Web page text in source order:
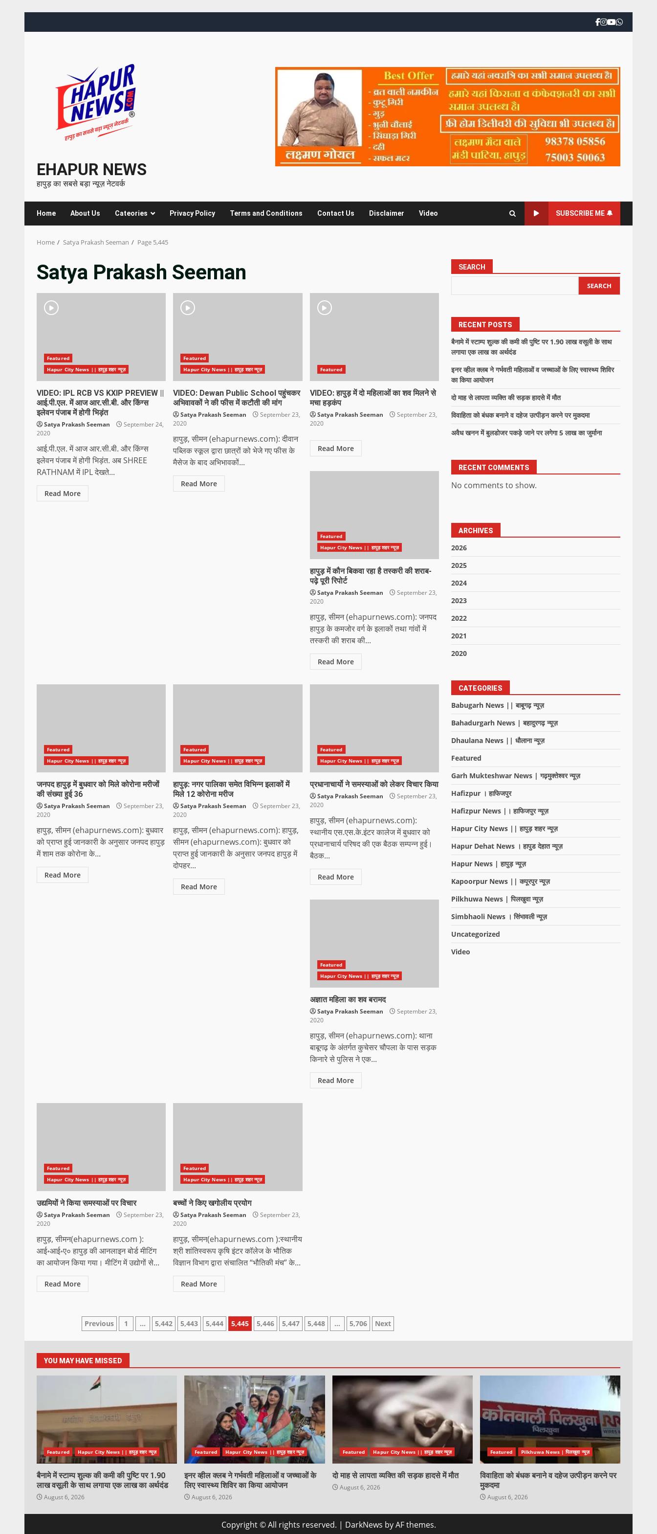
EHAPUR NEWS
हापुड़ का सबसे बड़ा न्यूज़ नेटवर्क
Home About Us Cateories Privacy Policy Terms and Conditions Contact Us Disclaimer Video SUBSCRIBE ME 🔔
Home Satya Prakash Seeman Page 5,445
Satya Prakash Seeman
Featured
Hapur City News || हापुड़ शहर न्यूज़
VIDEO: IPL RCB VS KXIP PREVIEW ||
आई.पी.एल. में आज आर.सी.बी. और किंग्स
इलेवन पंजाब में होगी भिड़ंत
Satya Prakash Seeman
September 24,
2020
आई.पी.एल. में आज आर.सी.बी. और किंग्स
इलेवन पंजाब में होगी भिड़ंत. अब SHREE
RATHNAM में IPL देखते...
Read More
Featured
Hapur City News || हापुड़ शहर न्यूज़
VIDEO: Dewan Public School पहुंचकर
अभिवावकों ने की फीस में कटौती की मांग
Satya Prakash Seeman
September 23,
2020
हापुड़, सीमन (ehapurnews.com): दीवान
पब्लिक स्कूल द्वारा छात्रों को भेजे गए फीस के
मैसेज के बाद अभिभावकों...
Read More
Featured
VIDEO: हापुड़ में दो महिलाओं का शव मिलने से
मचा हड़कंप
Satya Prakash Seeman
September 23,
2020
Read More
Featured
Hapur City News || हापुड़ शहर न्यूज़
हापुड़ में कौन बिकवा रहा है तस्करी की शराब-
पढ़े पूरी रिपोर्ट
Satya Prakash Seeman
September 23,
2020
हापुड़, सीमन (ehapurnews.com): जनपद
हापुड़ के कमजोर वर्ग के इलाकों तथा गांवों में
तस्करी की शराब की...
Read More
Featured
Hapur City News || हापुड़ शहर न्यूज़
जनपद हापुड़ में बुधवार को मिले कोरोना मरीजों
की संख्या हुई 36
Satya Prakash Seeman
September 23,
2020
हापुड़, सीमन (ehapurnews.com): बुधवार
को प्राप्त हुई जानकारी के अनुसार जनपद हापुड़
में शाम तक कोरोना के...
Read More
Featured
Hapur City News || हापुड़ शहर न्यूज़
हापुड़: नगर पालिका समेत विभिन्न इलाकों में
मिले 12 कोरोना मरीज
Satya Prakash Seeman
September 23,
2020
हापुड़, सीमन (ehapurnews.com): हापुड़,
सीमन (ehapurnews.com): बुधवार को
प्राप्त हुई जानकारी के अनुसार जनपद हापुड़ में
दोपहर...
Read More
Featured
Hapur City News || हापुड़ शहर न्यूज़
प्रधानाचार्यो ने समस्याओं को लेकर विचार किया
Satya Prakash Seeman
September 23,
2020
हापुड़, सीमन (ehapurnews.com):
स्थानीय एस.एस.के.इंटर कालेज में बुधवार को
प्रधानाचार्य परिषद की एक बैठक सम्पन्न हुई।
बैठक...
Read More
Featured
Hapur City News || हापुड़ शहर न्यूज़
अज्ञात महिला का शव बरामद
Satya Prakash Seeman
September 23,
2020
हापुड़, सीमन (ehapurnews.com): थाना
बाबूगढ़ के अंतर्गत कुचेसर चौपला के पास सड़क
किनारे से पुलिस ने एक...
Read More
Featured
Hapur City News || हापुड़ शहर न्यूज़
उद्यमियों ने किया समस्याओं पर विचार
Satya Prakash Seeman
September 23,
2020
हापुड़, सीमन(ehapurnews.com ):
आई॰आई॰ए० हापुड़ की आनलाइन बोर्ड मीटिंग
का आयोजन किया गया। मीटिंग में उद्योगों से...
Read More
Featured
Hapur City News || हापुड़ शहर न्यूज़
बच्चों ने किए खगोलीय प्रयोग
Satya Prakash Seeman
September 23,
2020
हापुड़, सीमन(ehapurnews.com ):स्थानीय
श्री शांतिस्वरूप कृषि इंटर कॉलेज के भौतिक
विज्ञान विभाग द्वारा संचालित “भौतिकी मंच” के...
Read More
Previous 1 … 5,442 5,443 5,444 5,445 5,446 5,447 5,448 … 5,706 Next
SEARCH
SEARCH
RECENT POSTS
बैनामे में स्टाम्प शुल्क की कमी की पुष्टि पर 1.90 लाख वसूली के साथ
लगाया एक लाख का अर्थदंड
इनर व्हील क्लब ने गर्भवती महिलाओं व जच्चाओं के लिए स्वास्थ्य शिविर
का किया आयोजन
दो माह से लापता व्यक्ति की सड़क हादसे में मौत
विवाहिता को बंधक बनाने व दहेज उत्पीड़न करने पर मुकदमा
अवैध खनन में बुलडोजर पकड़े जाने पर लगेगा 5 लाख का जुर्माना
RECENT COMMENTS
No comments to show.
ARCHIVES
2026
2025
2024
2023
2022
2021
2020
CATEGORIES
Babugarh News || बाबूगढ़ न्यूज़
Bahadurgarh News | बहादुरगढ़ न्यूज़
Dhaulana News || धौलाना न्यूज़
Featured
Garh Mukteshwar News | गढ़मुक्तेश्वर न्यूज़
Hafizpur । हाफिजपुर
Hafizpur News |। हाफिजपुर न्यूज़
Hapur City News || हापुड़ शहर न्यूज़
Hapur Dehat News । हापुड देहात न्यूज़
Hapur News | हापुड़ न्यूज़
Kapoorpur News || कपूरपुर न्यूज़
Pilkhuwa News | पिलखुवा न्यूज़
Simbhaoli News । सिंभावली न्यूज़
Uncategorized
Video
YOU MAY HAVE MISSED
Featured Hapur City News || हापुड़ शहर न्यूज़
बैनामे में स्टाम्प शुल्क की कमी की पुष्टि पर 1.90
लाख वसूली के साथ लगाया एक लाख का अर्थदंड
August 6, 2026
Featured Hapur City News || हापुड़ शहर न्यूज़
इनर व्हील क्लब ने गर्भवती महिलाओं व जच्चाओं के
लिए स्वास्थ्य शिविर का किया आयोजन
August 6, 2026
Featured Hapur City News || हापुड़ शहर न्यूज़
दो माह से लापता व्यक्ति की सड़क हादसे में मौत
August 6, 2026
Featured Pilkhuwa News | पिलखुवा न्यूज़
विवाहिता को बंधक बनाने व दहेज उत्पीड़न करने पर
मुकदमा
August 6, 2026
Copyright © All rights reserved. | DarkNews by AF themes.